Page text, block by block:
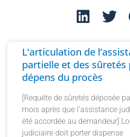
L’articulation de
partielle et des sûretés
dépens du procès
[Requête de sûretés déposée
mois après que l’assistance
été accordée au demandeur]
judiciaire doit porter dispense